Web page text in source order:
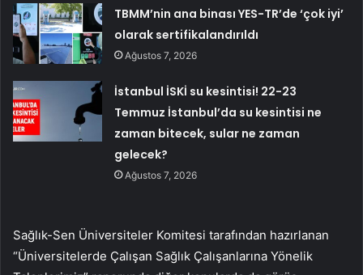
TBMM’nin ana binası YES-TR’de ‘çok iyi’
olarak sertifikalandırıldı
Ağustos 7, 2026
İstanbul İSKİ su kesintisi! 22-23
Temmuz İstanbul’da su kesintisi ne
zaman bitecek, sular ne zaman
gelecek?
Ağustos 7, 2026
Sağlık-Sen Üniversiteler Komitesi tarafından hazırlanan
“Üniversitelerde Çalışan Sağlık Çalışanlarına Yönelik